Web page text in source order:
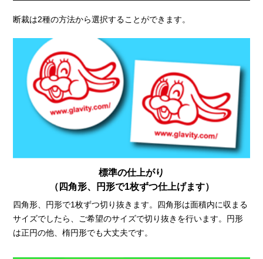
断裁は2種の方法から選択することができます。
標準の仕上がり
（四角形、円形で1枚ずつ仕上げます）
四角形、円形で1枚ずつ切り抜きます。四角形は面積内に収まる
サイズでしたら、ご希望のサイズで切り抜きを行います。円形
は正円の他、楕円形でも大丈夫です。